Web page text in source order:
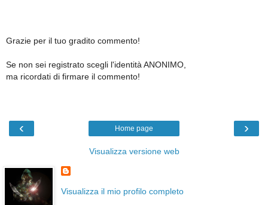
Grazie per il tuo gradito commento!
Se non sei registrato scegli l'identità ANONIMO,
ma ricordati di firmare il commento!
‹ ›
Home page
Visualizza versione web
Visualizza il mio profilo completo